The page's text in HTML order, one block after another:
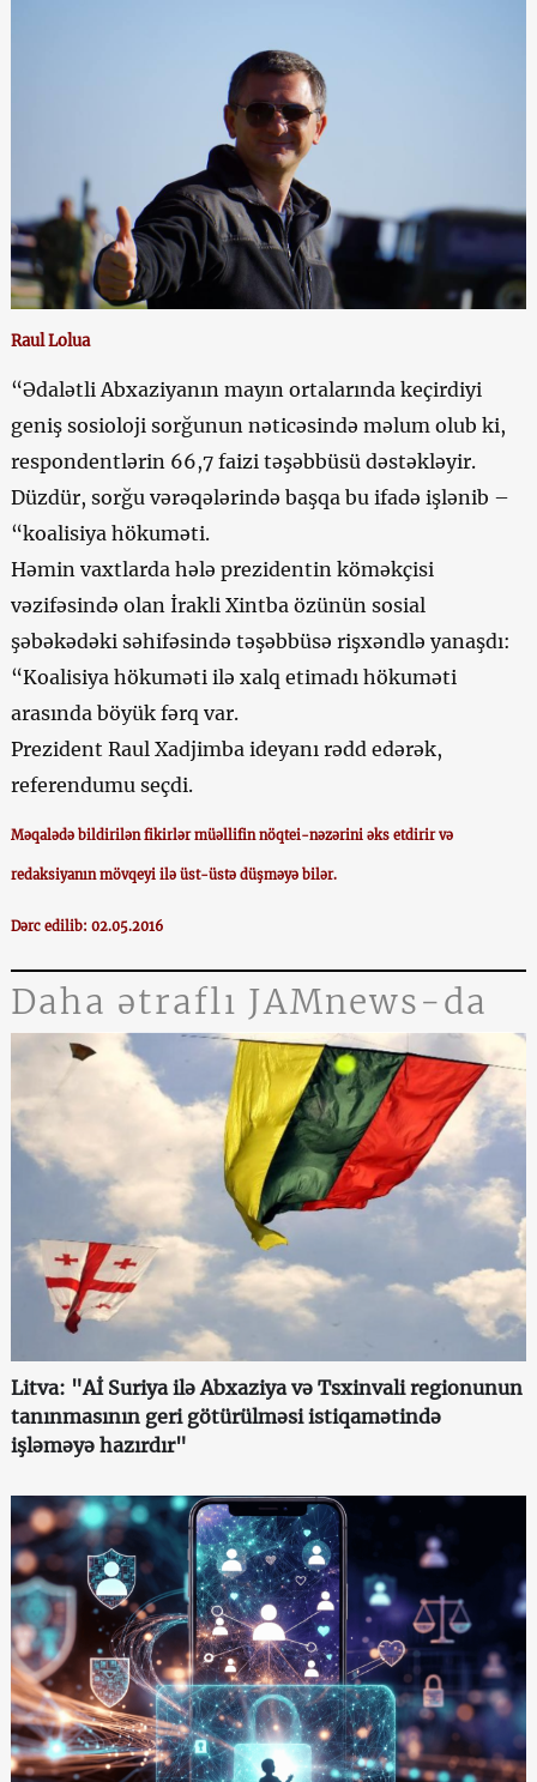
Raul Lolua
“Ədalətli Abxaziyanın mayın ortalarında keçirdiyi
geniş sosioloji sorğunun nəticəsində məlum olub ki,
respondentlərin 66,7 faizi təşəbbüsü dəstəkləyir.
Düzdür, sorğu vərəqələrində başqa bu ifadə işlənib –
“koalisiya hökuməti.
Həmin vaxtlarda hələ prezidentin köməkçisi
vəzifəsində olan İrakli Xintba özünün sosial
şəbəkədəki səhifəsində təşəbbüsə rişxəndlə yanaşdı:
“Koalisiya hökuməti ilə xalq etimadı hökuməti
arasında böyük fərq var.
Prezident Raul Xadjimba ideyanı rədd edərək,
referendumu seçdi.
Məqalədə bildirilən fikirlər müəllifin nöqtei-nəzərini əks etdirir və
redaksiyanın mövqeyi ilə üst-üstə düşməyə bilər.
Dərc edilib: 02.05.2016
Daha ətraflı JAMnews-da
Litva: "Aİ Suriya ilə Abxaziya və Tsxinvali regionunun
tanınmasının geri götürülməsi istiqamətində
işləməyə hazırdır"